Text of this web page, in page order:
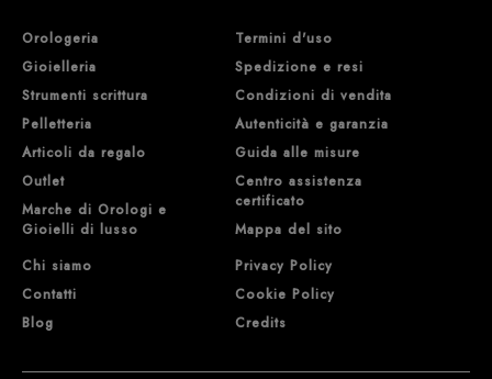
Orologeria
Gioielleria
Strumenti scrittura
Pelletteria
Articoli da regalo
Outlet
Marche di Orologi e
Gioielli di lusso
Chi siamo
Contatti
Blog
Termini d'uso
Spedizione e resi
Condizioni di vendita
Autenticità e garanzia
Guida alle misure
Centro assistenza
certificato
Mappa del sito
Privacy Policy
Cookie Policy
Credits